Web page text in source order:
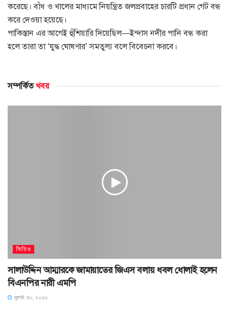
করেছে। বাঁধ ও খালের মাধ্যমে নিয়ন্ত্রিত জলপ্রবাহের চারটি প্রধান গেট বন্ধ
করে দেওয়া হয়েছে।
পাকিস্তান এর আগেই হুঁশিয়ারি দিয়েছিল—ইন্দাস নদীর পানি বন্ধ করা
হলে তারা তা ‘যুদ্ধ ঘোষণার’ সমতুল্য বলে বিবেচনা করবে।
সম্পর্কিতখবর
ভিডিও
সালাউদ্দিন আম্মারকে জামায়াতের জিএস বলায় ধবল ধোলাই হলেন
বিএনপির নারী এমপি
জুলাই ৩০, ২০২৬